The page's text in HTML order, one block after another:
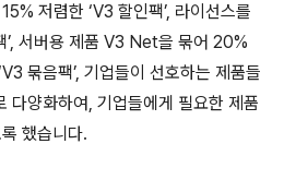
저렴한 ‘V3 할인팩’, 라이선스를
’, 서버용 제품 V3 Net을 묶어 20%
묶음팩’, 기업들이 선호하는 제품들
다양화하여, 기업들에게 필요한 제품
했습니다.